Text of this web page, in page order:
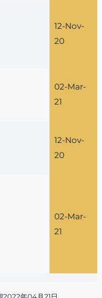
12-Nov-
20
02-Mar-
21
12-Nov-
20
02-Mar-
21